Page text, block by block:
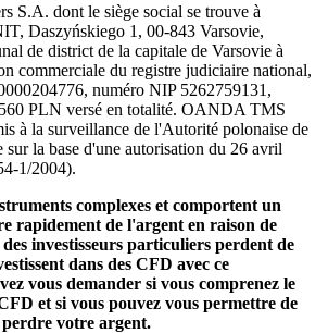
S.A. dont le siège social se trouve à
Daszyńskiego 1, 00-843 Varsovie,
de district de la capitale de Varsovie à
commerciale du registre judiciaire national,
numéro NIP 5262759131,
PLN versé en totalité. OANDA TMS
à la surveillance de l'Autorité polonaise de
la base d'une autorisation du 26 avril
1/2004).
complexes et comportent un
rapidement de l'argent en raison de
investisseurs particuliers perdent de
dans des CFD avec ce
vous demander si vous comprenez le
et si vous pouvez vous permettre de
votre argent.